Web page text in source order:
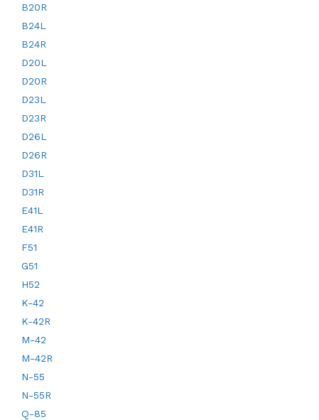
B20R
B24L
B24R
D20L
D20R
D23L
D23R
D26L
D26R
D31L
D31R
E41L
E41R
F51
G51
H52
K-42
K-42R
M-42
M-42R
N-55
N-55R
Q-85